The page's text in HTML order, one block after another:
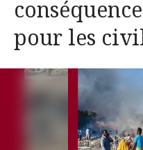
pour les